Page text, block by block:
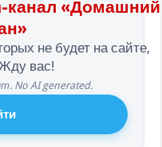
канал «Домашний
не будет на сайте,
вас!
No AI generated.